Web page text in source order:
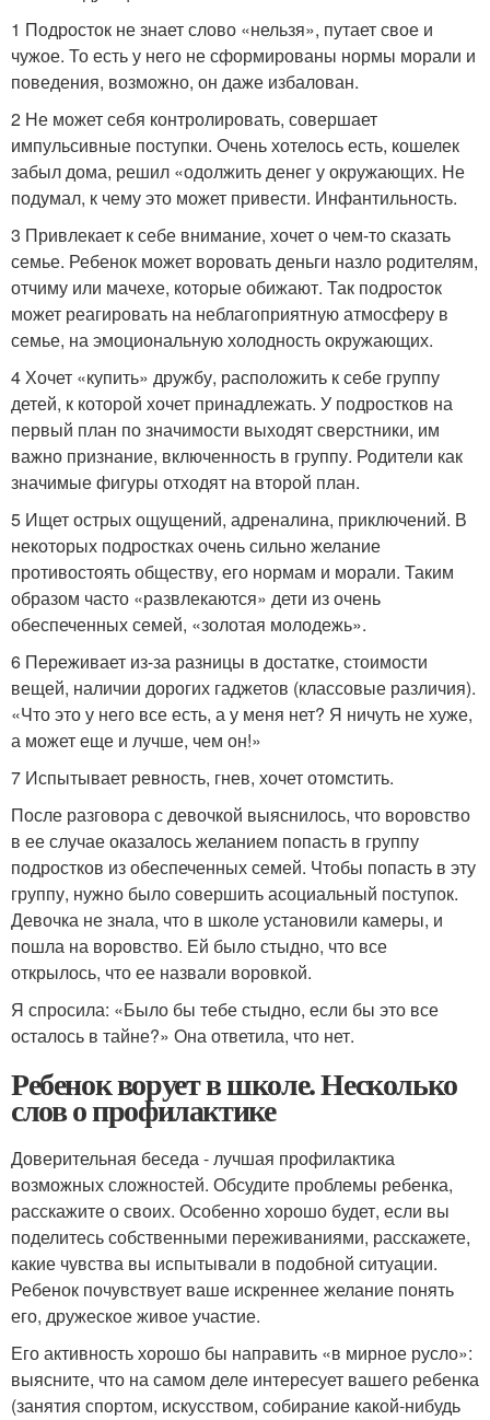
1 Подросток не знает слово «нельзя», путает свое и
чужое. То есть у него не сформированы нормы морали и
поведения, возможно, он даже избалован.
2 Не может себя контролировать, совершает
импульсивные поступки. Очень хотелось есть, кошелек
забыл дома, решил «одолжить денег у окружающих. Не
подумал, к чему это может привести. Инфантильность.
3 Привлекает к себе внимание, хочет о чем-то сказать
семье. Ребенок может воровать деньги назло родителям,
отчиму или мачехе, которые обижают. Так подросток
может реагировать на неблагоприятную атмосферу в
семье, на эмоциональную холодность окружающих.
4 Хочет «купить» дружбу, расположить к себе группу
детей, к которой хочет принадлежать. У подростков на
первый план по значимости выходят сверстники, им
важно признание, включенность в группу. Родители как
значимые фигуры отходят на второй план.
5 Ищет острых ощущений, адреналина, приключений. В
некоторых подростках очень сильно желание
противостоять обществу, его нормам и морали. Таким
образом часто «развлекаются» дети из очень
обеспеченных семей, «золотая молодежь».
6 Переживает из-за разницы в достатке, стоимости
вещей, наличии дорогих гаджетов (классовые различия).
«Что это у него все есть, а у меня нет? Я ничуть не хуже,
а может еще и лучше, чем он!»
7 Испытывает ревность, гнев, хочет отомстить.
После разговора с девочкой выяснилось, что воровство
в ее случае оказалось желанием попасть в группу
подростков из обеспеченных семей. Чтобы попасть в эту
группу, нужно было совершить асоциальный поступок.
Девочка не знала, что в школе установили камеры, и
пошла на воровство. Ей было стыдно, что все
открылось, что ее назвали воровкой.
Я спросила: «Было бы тебе стыдно, если бы это все
осталось в тайне?» Она ответила, что нет.
Ребенок ворует в школе. Несколько
слов о профилактике
Доверительная беседа - лучшая профилактика
возможных сложностей. Обсудите проблемы ребенка,
расскажите о своих. Особенно хорошо будет, если вы
поделитесь собственными переживаниями, расскажете,
какие чувства вы испытывали в подобной ситуации.
Ребенок почувствует ваше искреннее желание понять
его, дружеское живое участие.
Его активность хорошо бы направить «в мирное русло»:
выясните, что на самом деле интересует вашего ребенка
(занятия спортом, искусством, собирание какой-нибудь